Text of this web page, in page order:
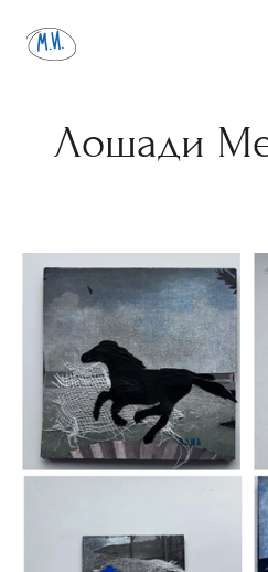
Лошади